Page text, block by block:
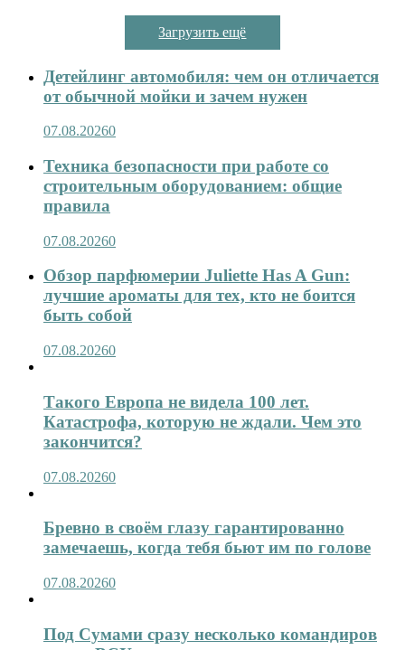
Загрузить ещё
Детейлинг автомобиля: чем он отличается
от обычной мойки и зачем нужен
07.08.20260
Техника безопасности при работе со
строительным оборудованием: общие
правила
07.08.20260
Обзор парфюмерии Juliette Has A Gun:
лучшие ароматы для тех, кто не боится
быть собой
07.08.20260
Такого Европа не видела 100 лет.
Катастрофа, которую не ждали. Чем это
закончится?
07.08.20260
Бревно в своём глазу гарантированно
замечаешь, когда тебя бьют им по голове
07.08.20260
Под Сумами сразу несколько командиров